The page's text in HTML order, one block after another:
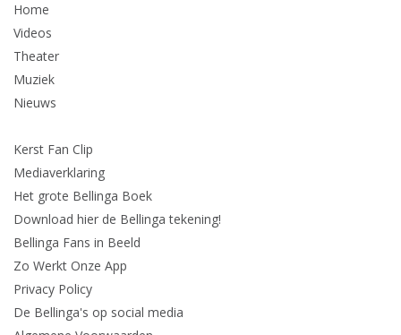
Home
Videos
Theater
Muziek
Nieuws
Kerst Fan Clip
Mediaverklaring
Het grote Bellinga Boek
Download hier de Bellinga tekening!
Bellinga Fans in Beeld
Zo Werkt Onze App
Privacy Policy
De Bellinga's op social media